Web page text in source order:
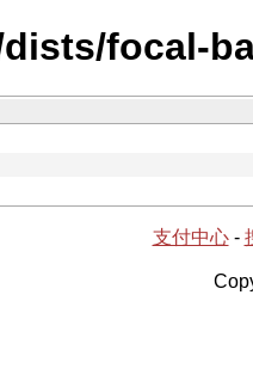
focal-
支付中心-